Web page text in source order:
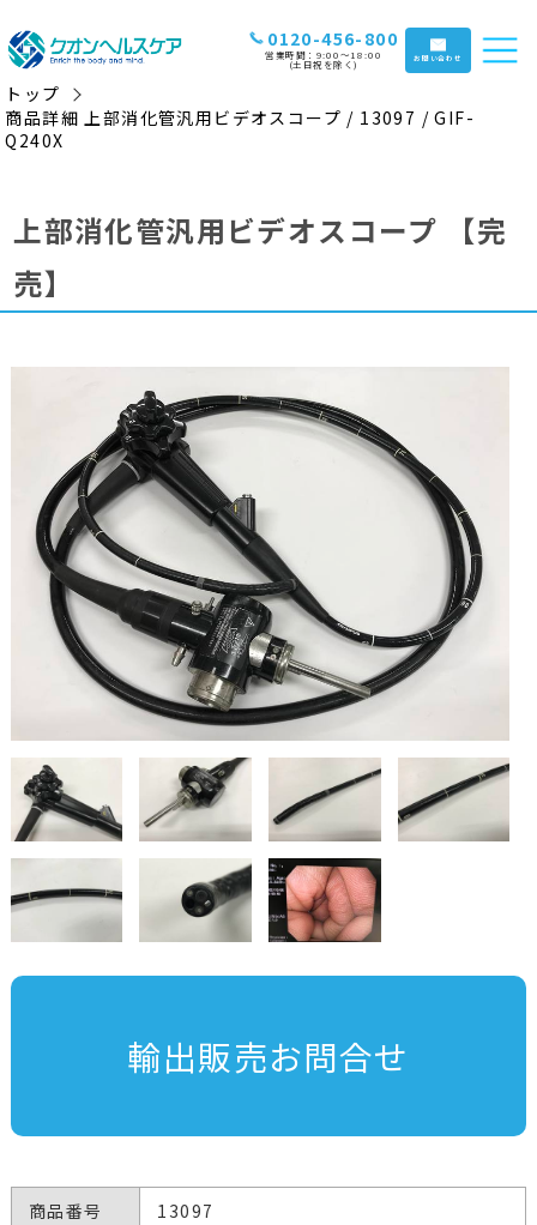
0120-456-800
営業時間：9:00〜18:00
(土日祝を除く) お問い合わせ
トップ
商品詳細 上部消化管汎用ビデオスコープ / 13097 / GIF-
Q240X
上部消化管汎用ビデオスコープ
【完
売】
輸出販売お問合せ
商品番号
13097